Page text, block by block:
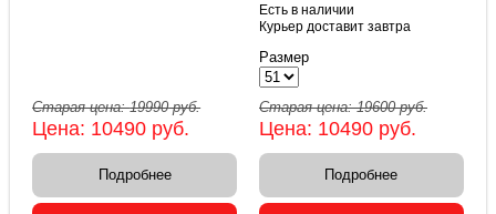
Старая цена:19990руб.
Цена: 10490 руб.
Подробнее
Есть в наличии
Курьер доставит завтра
Размер
Старая цена:19600руб.
Цена: 10490 руб.
Подробнее